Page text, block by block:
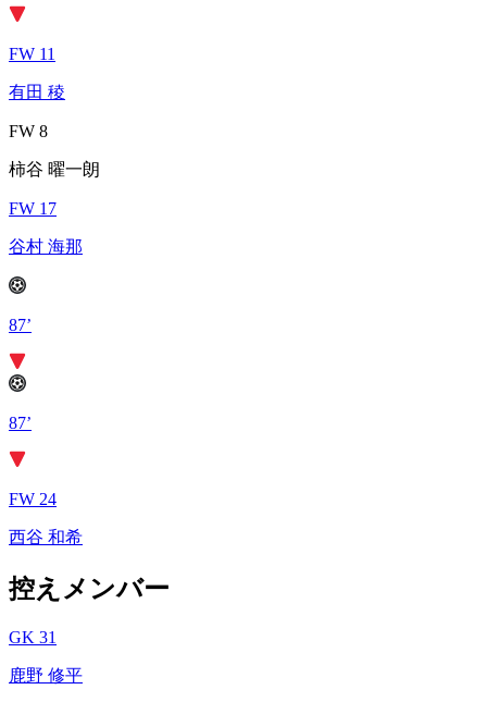
FW 11
有田 稜
FW 8
柿谷 曜一朗
FW 17
谷村 海那
87’
87’
FW 24
西谷 和希
控えメンバー
GK 31
鹿野 修平